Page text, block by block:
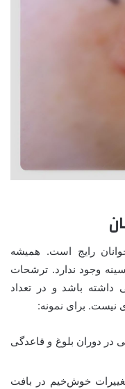
رایج است. همیشه
وجود ندارد. ترشحات
داشته باشد و در تعداد
نیست. برای نمونه:
در دوران بلوغ و قاعدگی
خوش‌خیم در بافت